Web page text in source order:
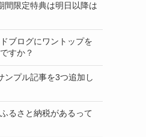
間限定特典は明日以降は
ブログにワントップを
すか？
ンプル記事を3つ追加し
るさと納税があるって